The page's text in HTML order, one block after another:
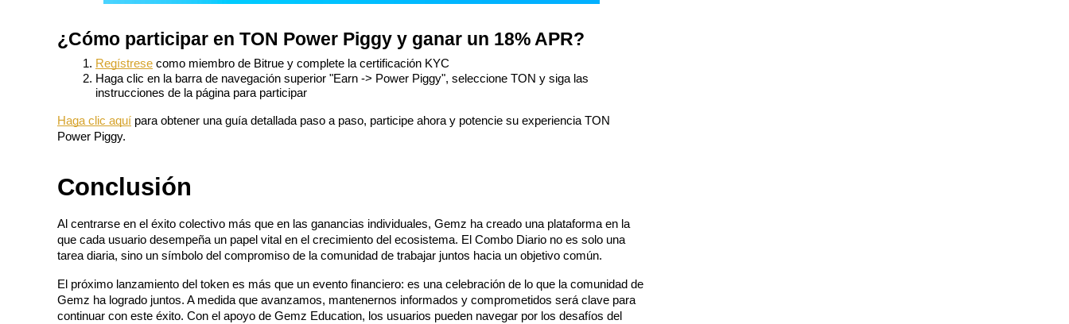
Gana recompensas competitivas diariamente
¿Cómo participar en TON Power Piggy y ganar un 18% APR?
Regístrese como miembro de Bitrue y complete la certificación KYC
Haga clic en la barra de navegación superior "Earn -> Power Piggy", seleccione TON y siga las
instrucciones de la página para participar
Haga clic aquí para obtener una guía detallada paso a paso, participe ahora y potencie su experiencia TON
Power Piggy.
Conclusión
Al centrarse en el éxito colectivo más que en las ganancias individuales, Gemz ha creado una plataforma en la
que cada usuario desempeña un papel vital en el crecimiento del ecosistema. El Combo Diario no es solo una
tarea diaria, sino un símbolo del compromiso de la comunidad de trabajar juntos hacia un objetivo común.
El próximo lanzamiento del token es más que un evento financiero: es una celebración de lo que la comunidad de
Gemz ha logrado juntos. A medida que avanzamos, mantenernos informados y comprometidos será clave para
continuar con este éxito. Con el apoyo de Gemz Education, los usuarios pueden navegar por los desafíos del